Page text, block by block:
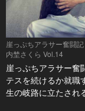
崖っぷちアラサー奮闘
内埜さくら Vol.14
崖っぷちアラサー奮
テスを続けるか就職
生の岐路に立たされ